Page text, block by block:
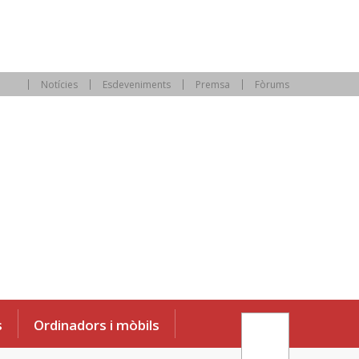
Notícies Esdeveniments Premsa Fòrums
Ordinadors i mòbils